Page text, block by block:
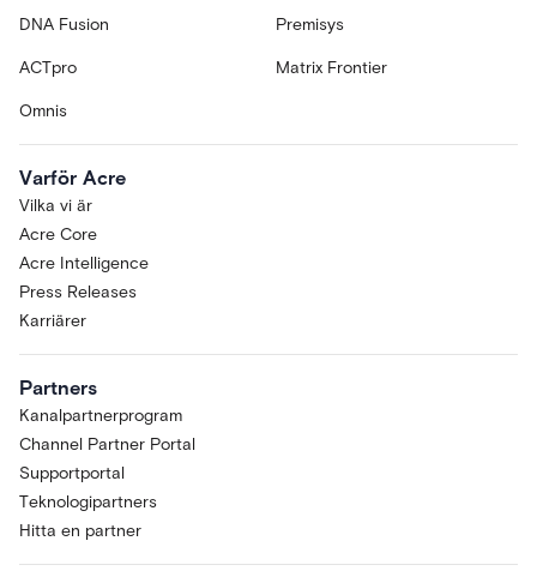
DNA Fusion Premisys
ACTpro Matrix Frontier
Omnis
Varför Acre
Vilka vi är
Acre Core
Acre Intelligence
Press Releases
Karriärer
Partners
Kanalpartnerprogram
Channel Partner Portal
Supportportal
Teknologipartners
Hitta en partner